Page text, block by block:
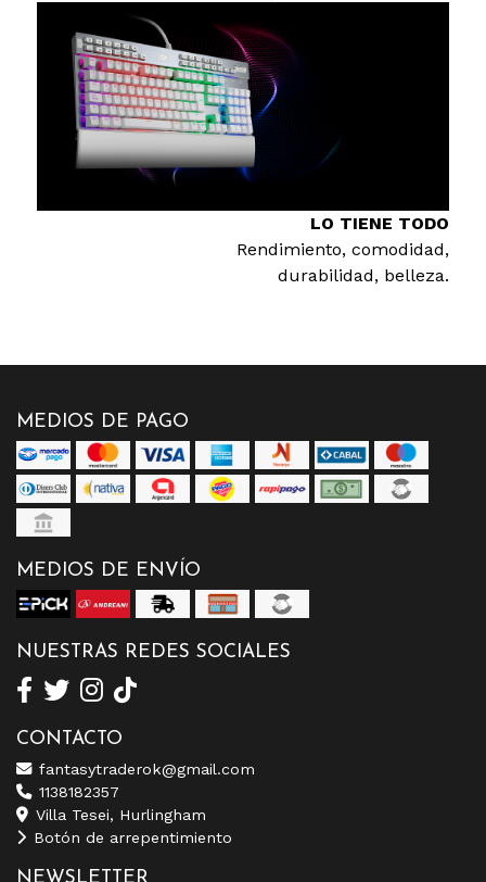
LO TIENE TODO
Rendimiento, comodidad,
durabilidad, belleza.
MEDIOS DE PAGO
MEDIOS DE ENVÍO
NUESTRAS REDES SOCIALES
CONTACTO
fantasytraderok@gmail.com
1138182357
Villa Tesei, Hurlingham
Botón de arrepentimiento
NEWSLETTER